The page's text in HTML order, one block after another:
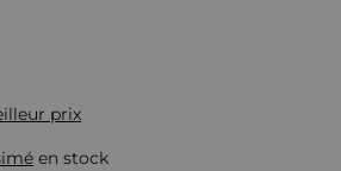
prix
en stock